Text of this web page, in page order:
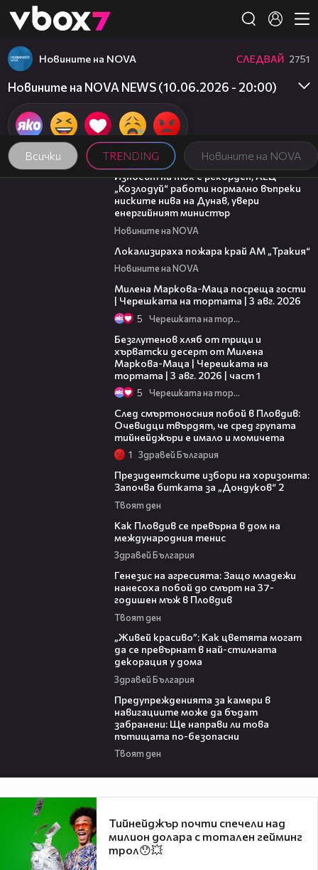
👾
Всички TRENDING Новините на NOVA
Новините на NOVA СЛЕДВАЙ 2751
Новините на NOVA NEWS (10.06.2026 - 20:00)
00:59
Износът на ток е рекорден, АЕЦ
„Козлодуй“ работи нормално въпреки
ниските нива на Дунав, увери
енергийният министър
Новините на NOVA
Локализираха пожара край АМ „Тракия“
Новините на NOVA
Милена Маркова-Маца посреща гости
| Черешката на тортата | 3 авг. 2026
5 Черешката на тортата
Безглутенов хляб от трици и
хърватски десерт от Милена
Маркова-Маца | Черешката на
тортата | 3 авг. 2026 | част 1
5 Черешката на тортата
След смъртоносния побой в Пловдив:
Очевидци твърдят, че сред групата
тийнейджъри е имало и момичета
1 Здравей България
Президентските избори на хоризонта:
Започва битката за „Дондуков“ 2
Твоят ден
Как Пловдив се превърна в дом на
международния тенис
Здравей България
Генезис на агресията: Защо младежи
нанесоха побой до смърт на 37-
годишен мъж в Пловдив
Твоят ден
„Живей красиво”: Как цветята могат
да се превърнат в най-стилната
декорация у дома
Здравей България
Предупрежденията за камери в
навигациите може да бъдат
забранени: Ще направи ли това
пътищата по-безопасни
Твоят ден
Тийнейджър почти спечели над
милион долара с тотален гейминг
трол😯💥